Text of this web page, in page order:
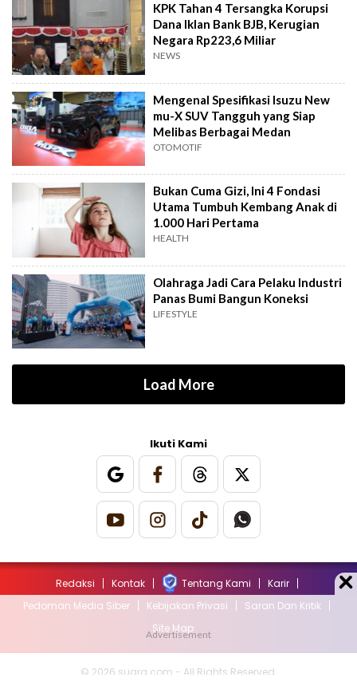
KPK Tahan 4 Tersangka Korupsi
Dana Iklan Bank BJB, Kerugian
Negara Rp223,6 Miliar
NEWS
Mengenal Spesifikasi Isuzu New
mu-X SUV Tangguh yang Siap
Melibas Berbagai Medan
OTOMOTIF
Bukan Cuma Gizi, Ini 4 Fondasi
Utama Tumbuh Kembang Anak di
1.000 Hari Pertama
HEALTH
Olahraga Jadi Cara Pelaku Industri
Panas Bumi Bangun Koneksi
LIFESTYLE
Load More
Ikuti Kami
Redaksi Kontak Tentang Kami
Karir
Pedoman Media Siber
Kebijakan Privasi
Saran Dan Kritik
Site Map
© 2026 suara.com - All Rights Reserved.